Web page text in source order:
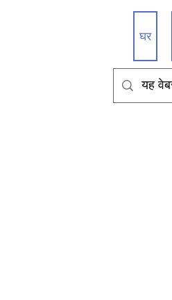
घर